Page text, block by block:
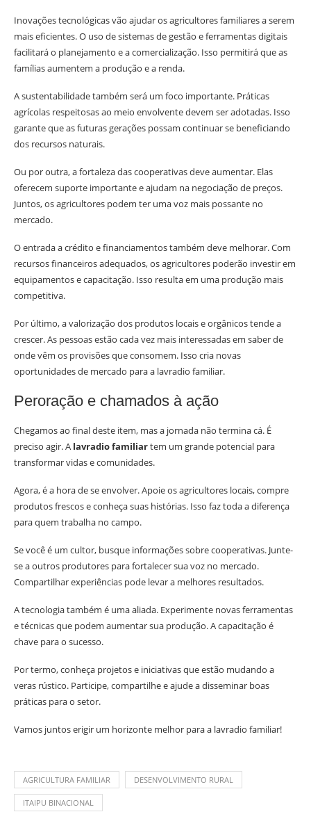
Inovações tecnológicas vão ajudar os agricultores familiares a serem
mais eficientes. O uso de sistemas de gestão e ferramentas digitais
facilitará o planejamento e a comercialização. Isso permitirá que as
famílias aumentem a produção e a renda.
A sustentabilidade também será um foco importante. Práticas
agrícolas respeitosas ao meio envolvente devem ser adotadas. Isso
garante que as futuras gerações possam continuar se beneficiando
dos recursos naturais.
Ou por outra, a fortaleza das cooperativas deve aumentar. Elas
oferecem suporte importante e ajudam na negociação de preços.
Juntos, os agricultores podem ter uma voz mais possante no
mercado.
O entrada a crédito e financiamentos também deve melhorar. Com
recursos financeiros adequados, os agricultores poderão investir em
equipamentos e capacitação. Isso resulta em uma produção mais
competitiva.
Por último, a valorização dos produtos locais e orgânicos tende a
crescer. As pessoas estão cada vez mais interessadas em saber de
onde vêm os provisões que consomem. Isso cria novas
oportunidades de mercado para a lavradio familiar.
Peroração e chamados à ação
Chegamos ao final deste item, mas a jornada não termina cá. É
preciso agir. A lavradio familiartem um grande potencial para
transformar vidas e comunidades.
Agora, é a hora de se envolver. Apoie os agricultores locais, compre
produtos frescos e conheça suas histórias. Isso faz toda a diferença
para quem trabalha no campo.
Se você é um cultor, busque informações sobre cooperativas. Junte-
se a outros produtores para fortalecer sua voz no mercado.
Compartilhar experiências pode levar a melhores resultados.
A tecnologia também é uma aliada. Experimente novas ferramentas
e técnicas que podem aumentar sua produção. A capacitação é
chave para o sucesso.
Por termo, conheça projetos e iniciativas que estão mudando a
veras rústico. Participe, compartilhe e ajude a disseminar boas
práticas para o setor.
Vamos juntos erigir um horizonte melhor para a lavradio familiar!
AGRICULTURA FAMILIAR DESENVOLVIMENTO RURAL
ITAIPU BINACIONAL